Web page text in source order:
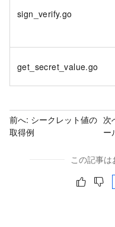
sign_verify.go
get_secret_value.go
前へ: シークレット値の
取得例
次
ー
この記事は